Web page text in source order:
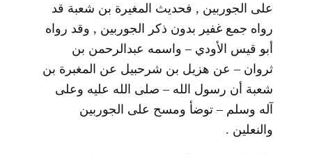
على الجوربين , فحديث المغيرة بن شعبة قد
رواه جمع غفير بدون ذكر الجوربين , وقد رواه
أبو قيس الأودي – واسمه عبدالرحمن بن
ثروان – عن هزيل بن شرحبيل عن المغبرة بن
شعبة أن رسول الله – صلى الله عليه وعلى
آله وسلم – توضأ ومسح على الجوربين
والنعلين .